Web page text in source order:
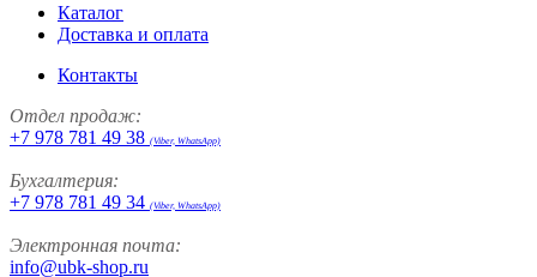
Каталог
Доставка и оплата
Контакты
Отдел продаж:
+7 978 781 49 38 (Viber, WhatsApp)
Бухгалтерия:
+7 978 781 49 34 (Viber, WhatsApp)
Электронная почта:
info@ubk-shop.ru